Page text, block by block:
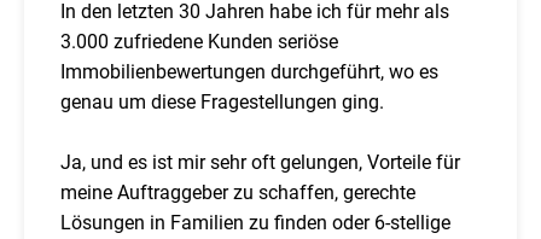
In den letzten 30 Jahren habe ich für mehr als
3.000 zufriedene Kunden seriöse
Immobilienbewertungen durchgeführt, wo es
genau um diese Fragestellungen ging.
Ja, und es ist mir sehr oft gelungen, Vorteile für
meine Auftraggeber zu schaffen, gerechte
Lösungen in Familien zu finden oder 6-stellige